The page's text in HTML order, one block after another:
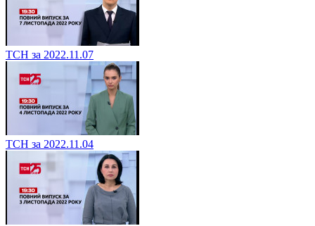
ТСН за 2022.11.07
ТСН за 2022.11.04